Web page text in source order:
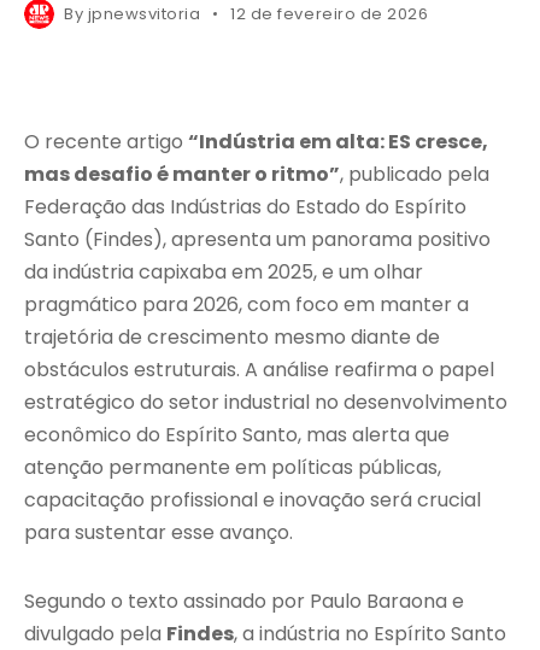
By jpnewsvitoria 12 de fevereiro de 2026
O recente artigo “Indústria em alta: ES cresce,
mas desafio é manter o ritmo”, publicado pela
Federação das Indústrias do Estado do Espírito
Santo (Findes), apresenta um panorama positivo
da indústria capixaba em 2025, e um olhar
pragmático para 2026, com foco em manter a
trajetória de crescimento mesmo diante de
obstáculos estruturais. A análise reafirma o papel
estratégico do setor industrial no desenvolvimento
econômico do Espírito Santo, mas alerta que
atenção permanente em políticas públicas,
capacitação profissional e inovação será crucial
para sustentar esse avanço.
Segundo o texto assinado por Paulo Baraona e
divulgado pela Findes, a indústria no Espírito Santo